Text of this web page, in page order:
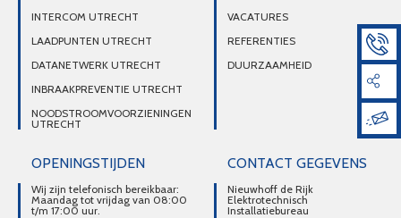
INTERCOM UTRECHT
LAADPUNTEN UTRECHT
DATANETWERK UTRECHT
INBRAAKPREVENTIE UTRECHT
NOODSTROOMVOORZIENINGEN
UTRECHT
VACATURES
REFERENTIES
DUURZAAMHEID
OPENINGSTIJDEN
Wij zijn telefonisch bereikbaar:
Maandag tot vrijdag van 08:00
t/m 17:00 uur.
CONTACT GEGEVENS
Nieuwhoff de Rijk
Elektrotechnisch
Installatiebureau